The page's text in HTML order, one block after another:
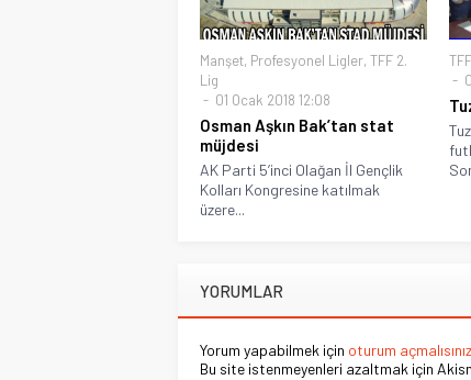
Manşet, Profesyonel Ligler, TFF 2.
Lig
01 Ocak 2018 12:08
Osman Aşkın Bak’tan stat
müjdesi
AK Parti 5’inci Olağan İl Gençlik
Kolları Kongresine katılmak
üzere...
YORUMLAR
Yorum yapabilmek için oturum açmalısınız
Bu site istenmeyenleri azaltmak için